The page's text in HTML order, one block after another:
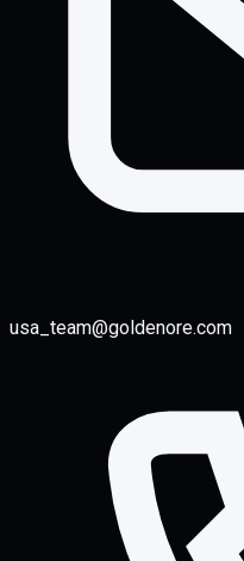
usa_team@goldenore.com